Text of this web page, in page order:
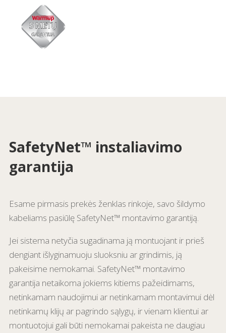
SafetyNet™ instaliavimo
garantija
Esame pirmasis prekės ženklas rinkoje, savo šildymo
kabeliams pasiūlę SafetyNet™ montavimo garantiją.
Jei sistema netyčia sugadinama ją montuojant ir prieš
dengiant išlyginamuoju sluoksniu ar grindimis, ją
pakeisime nemokamai. SafetyNet™ montavimo
garantija netaikoma jokiems kitiems pažeidimams,
netinkamam naudojimui ar netinkamam montavimui dėl
netinkamų klijų ar pagrindo sąlygų, ir vienam klientui ar
montuotojui gali būti nemokamai pakeista ne daugiau